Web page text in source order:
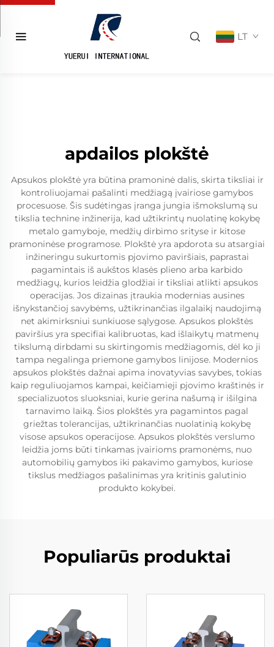
LT
apdailos plokštė
Apsukos plokštė yra būtina pramoninė dalis, skirta tiksliai ir
kontroliuojamai pašalinti medžiagą įvairiose gamybos
procesuose. Šis sudėtingas įranga jungia išmokslumą su
tikslia technine inžinerija, kad užtikrintų nuolatinę kokybę
metalo gamyboje, medžių dirbimo srityse ir kitose
pramoninėse programose. Plokštė yra apdorota su atsargiai
inžineringu sukurtomis pjovimo paviršiais, paprastai
pagamintais iš aukštos klasės plieno arba karbido
medžiagų, kurios leidžia glodžiai ir tiksliai atlikti apsukos
operacijas. Jos dizainas įtraukia modernias ausines
išnykstančioj savybėms, užtikrinančias ilgalaikį naudojimą
net akimirksniui sunkiuose sąlygose. Apsukos plokštės
paviršius yra specifiai kalibruotas, kad išlaikytų matmenų
tikslumą dirbdami su skirtingomis medžiagomis, dėl ko ji
tampa negalinga priemone gamybos linijose. Modernios
apsukos plokštės dažnai apima inovatyvias savybes, tokias
kaip reguliuojamos kampai, keičiamieji pjovimo kraštinės ir
specializuotos sluoksniai, kurie gerina našumą ir išilgina
tarnavimo laiką. Šios plokštės yra pagamintos pagal
griežtas tolerancijas, užtikrinančias nuolatinią kokybę
visose apsukos operacijose. Apsukos plokštės verslumo
leidžia joms būti tinkamas įvairioms pramonėms, nuo
automobilių gamybos iki pakavimo gamybos, kuriose
tikslus medžiagos pašalinimas yra kritinis galutinio
produkto kokybei.
Populiarūs produktai